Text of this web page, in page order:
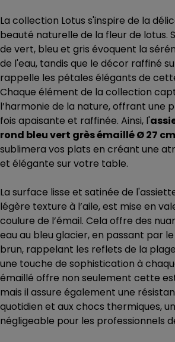
La collection Lotus s'inspire de la
beauté naturelle de la fleur de lotus.
de vert, bleu et gris évoquent la
de l'eau, tandis que le décor raffiné
rappelle les pétales élégants de
Chaque élément de la collection
l’harmonie de la nature, offrant une
fois apaisante et raffinée. Ainsi, l'
rond bleu vert grès émaillé Ø 27
sublimera vos plats en créant une
et élégante sur votre table.
La surface lisse et satinée de
légère texture à l’aile, est mise en
coulure de l’émail. Cela offre des
eau au bleu glacier, en passant par
brun, rappelant les reflets de la
une touche de sophistication à
émaillé offre non seulement cette
mais il assure également une
quotidien et aux chocs thermiques,
négligeable pour les professionnels